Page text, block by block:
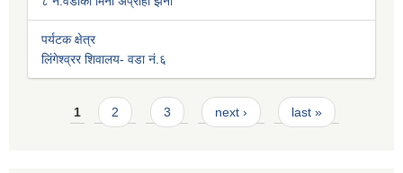
पर्यटक क्षेत्र
लिंगेश्व्रर शिवालय- वडा नं.६
Pages
1 2 3 next › last »